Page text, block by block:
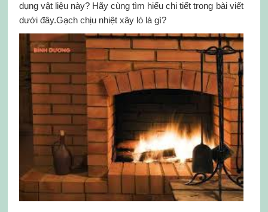
dụng vật liệu này? Hãy cùng tìm hiểu chi tiết trong bài viết
dưới đây.Gạch chịu nhiệt xây lò là gì?